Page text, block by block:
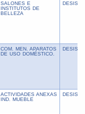
SALONES E
INSTITUTOS DE
BELLEZA
COM. MEN. APARATOS
DE USO DOMÉSTICO.
ACTIVIDADES ANEXAS
IND. MUEBLE